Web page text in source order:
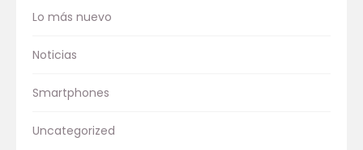
Lo más nuevo
Noticias
Smartphones
Uncategorized